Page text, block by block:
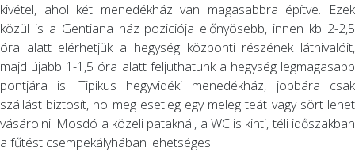
kivétel, ahol két menedékház van magasabbra építve. Ezek
közül is a Gentiana ház poziciója előnyösebb, innen kb 2-2,5
óra alatt elérhetjük a hegység központi részének látnivalóit,
majd újabb 1-1,5 óra alatt feljuthatunk a hegység legmagasabb
pontjára is. Tipikus hegyvidéki menedékház, jobbára csak
szállást biztosít, no meg esetleg egy meleg teát vagy sört lehet
vásárolni. Mosdó a közeli pataknál, a WC is kinti, téli időszakban
a fűtést csempekályhában lehetséges.